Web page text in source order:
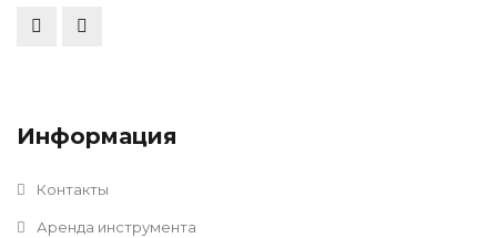
Информация
Контакты
Аренда инструмента